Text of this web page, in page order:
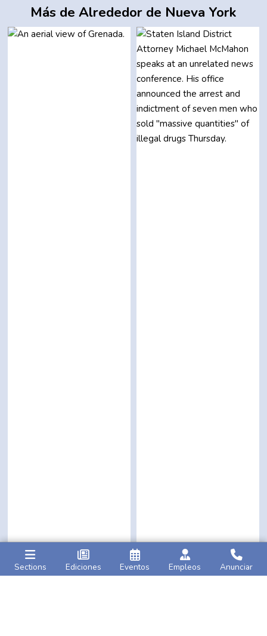
Más de Alrededor de Nueva York
Sections Ediciones Eventos Empleos Anunciar